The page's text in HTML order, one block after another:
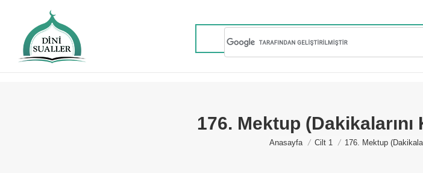
176. Mektup
You are here:
Anasayfa Cilt 1 176. Mektup